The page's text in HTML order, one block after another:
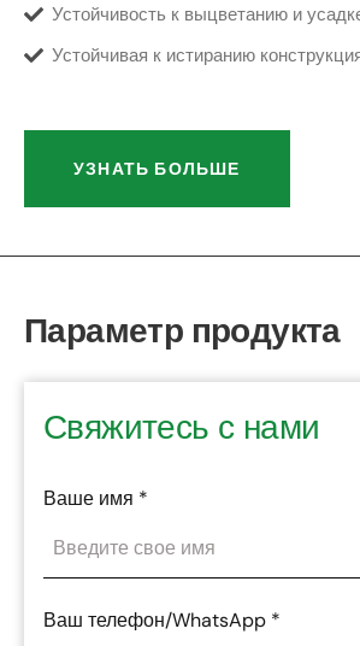
Устойчивость к выцветанию и
Устойчивая к истиранию
УЗНАТЬ БОЛЬШЕ
Параметр продукта
Свяжитесь с нами
Ваше имя *
Ваш телефон/WhatsApp *